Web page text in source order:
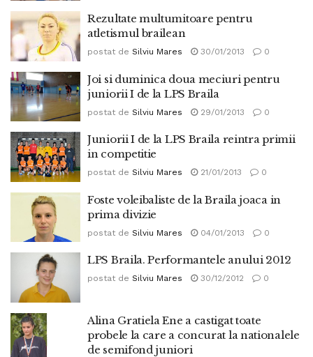
Rezultate multumitoare pentru
atletismul brailean
postat de Silviu Mares 30/01/2013 0
Joi si duminica doua meciuri pentru
juniorii I de la LPS Braila
postat de Silviu Mares 29/01/2013 0
Juniorii I de la LPS Braila reintra primii
in competitie
postat de Silviu Mares 21/01/2013 0
Foste voleibaliste de la Braila joaca in
prima divizie
postat de Silviu Mares 04/01/2013 0
LPS Braila. Performantele anului 2012
postat de Silviu Mares 30/12/2012 0
Alina Gratiela Ene a castigat toate
probele la care a concurat la nationalele
de semifond juniori